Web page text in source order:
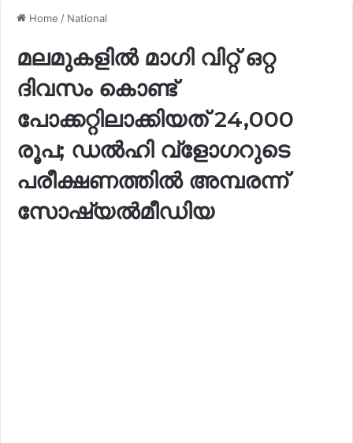
Home / National
മലമുകളിൽ മാഗി വിറ്റ് ഒറ്റ
ദിവസം കൊണ്ട്
പോക്കറ്റിലാക്കിയത് 24,000
രൂപ; ഡൽഹി വ്ളോഗറുടെ
പരീക്ഷണത്തിൽ അമ്പരന്ന്
സോഷ്യൽമീഡിയ